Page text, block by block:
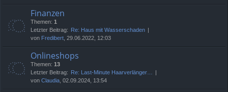
Finanzen
Themen: 1
Letzter Beitrag: Re: Haus mit Wasserschaden
von Fredibert , 29.06.2022, 12:03
Onlineshops
Themen: 13
Letzter Beitrag: Re: Last-Minute Haarverlänger…
von Claudia , 02.09.2024, 13:54